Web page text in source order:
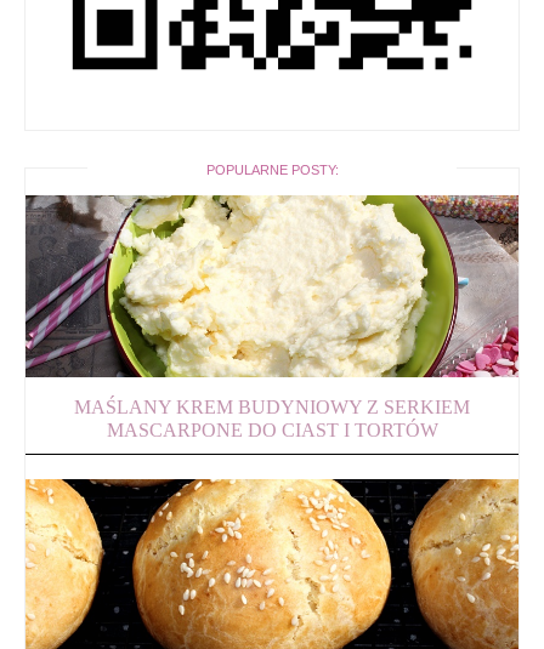
POPULARNE POSTY:
MAŚLANY KREM BUDYNIOWY Z SERKIEM
MASCARPONE DO CIAST I TORTÓW